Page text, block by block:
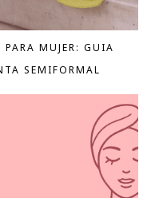
MUJER: GUIA
SEMIFORMAL